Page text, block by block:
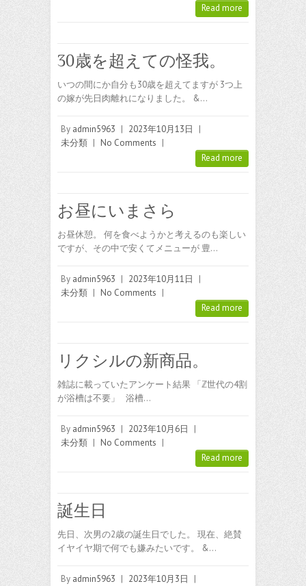
Read more
30歳を超えての怪我。
いつの間にか自分も30歳を超えてますが 3つ上
の嫁が先日肉離れになりました。 &…
By admin5963 | 2023年10月13日
|
未分類 | No Comments |
Read more
お昼にいまさら
お昼休憩。 何を食べようかと考えるのも楽しい
ですが、その中で安くてメニューが 豊…
By admin5963 | 2023年10月11日
|
未分類 | No Comments |
Read more
リクシルの新商品。
雑誌に載っていたアンケート結果 「ℤ世代の4割
が浴槽は不要」 浴槽…
By admin5963 | 2023年10月6日
|
未分類 | No Comments |
Read more
誕生日
先日、次男の2歳の誕生日でした。 現在、絶賛
イヤイヤ期で何でも嫌みたいです。 &…
By admin5963 | 2023年10月3日 |